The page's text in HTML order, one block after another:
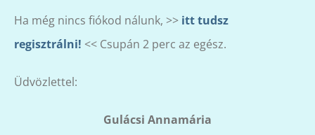
Ha még nincs fiókod nálunk, >> itt tudsz
regisztrálni! << Csupán 2 perc az egész.
Üdvözlettel:
Gulácsi Annamária